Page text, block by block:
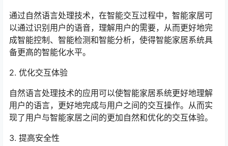
通过自然语言处理技术，在智能交互过程中，智能家居可
以通过识别用户的语音，理解用户的需要，从而更好地完
成智能控制、智能检测和智能分析，使得智能家居系统具
备更高的智能化水平。
2. 优化交互体验
自然语言处理技术的应用可以使智能家居系统更好地理解
用户的语言，更好地完成与用户之间的交互操作。从而实
现了用户与智能家居之间的更加自然和优化的交互体验。
3. 提高安全性